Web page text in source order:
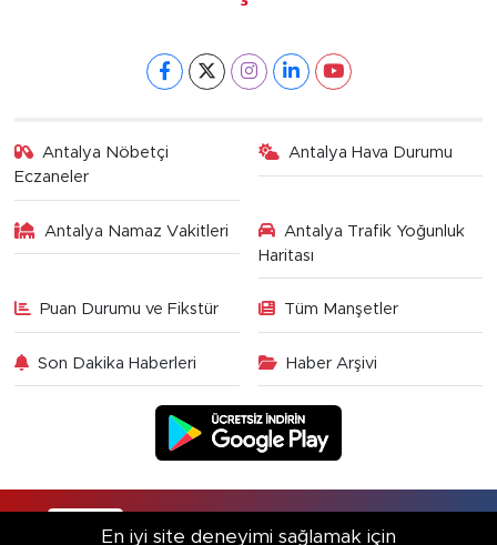
Antalya Nöbetçi
Eczaneler
Antalya Hava Durumu
Antalya Namaz Vakitleri
Antalya Trafik Yoğunluk
Haritası
Puan Durumu ve Fikstür Tüm Manşetler
Son Dakika Haberleri Haber Arşivi
RSS Copyright © 2025. Her hakkı saklıdır.
En iyi site deneyimi sağlamak için